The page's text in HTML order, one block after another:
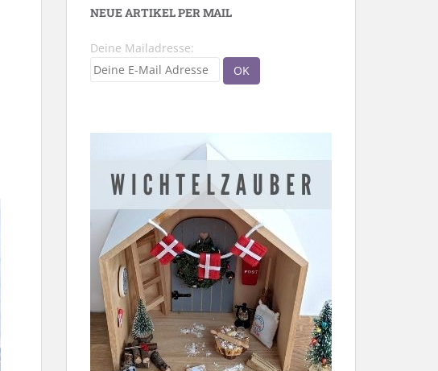
NEUE ARTIKEL PER MAIL
Deine Mailadresse: